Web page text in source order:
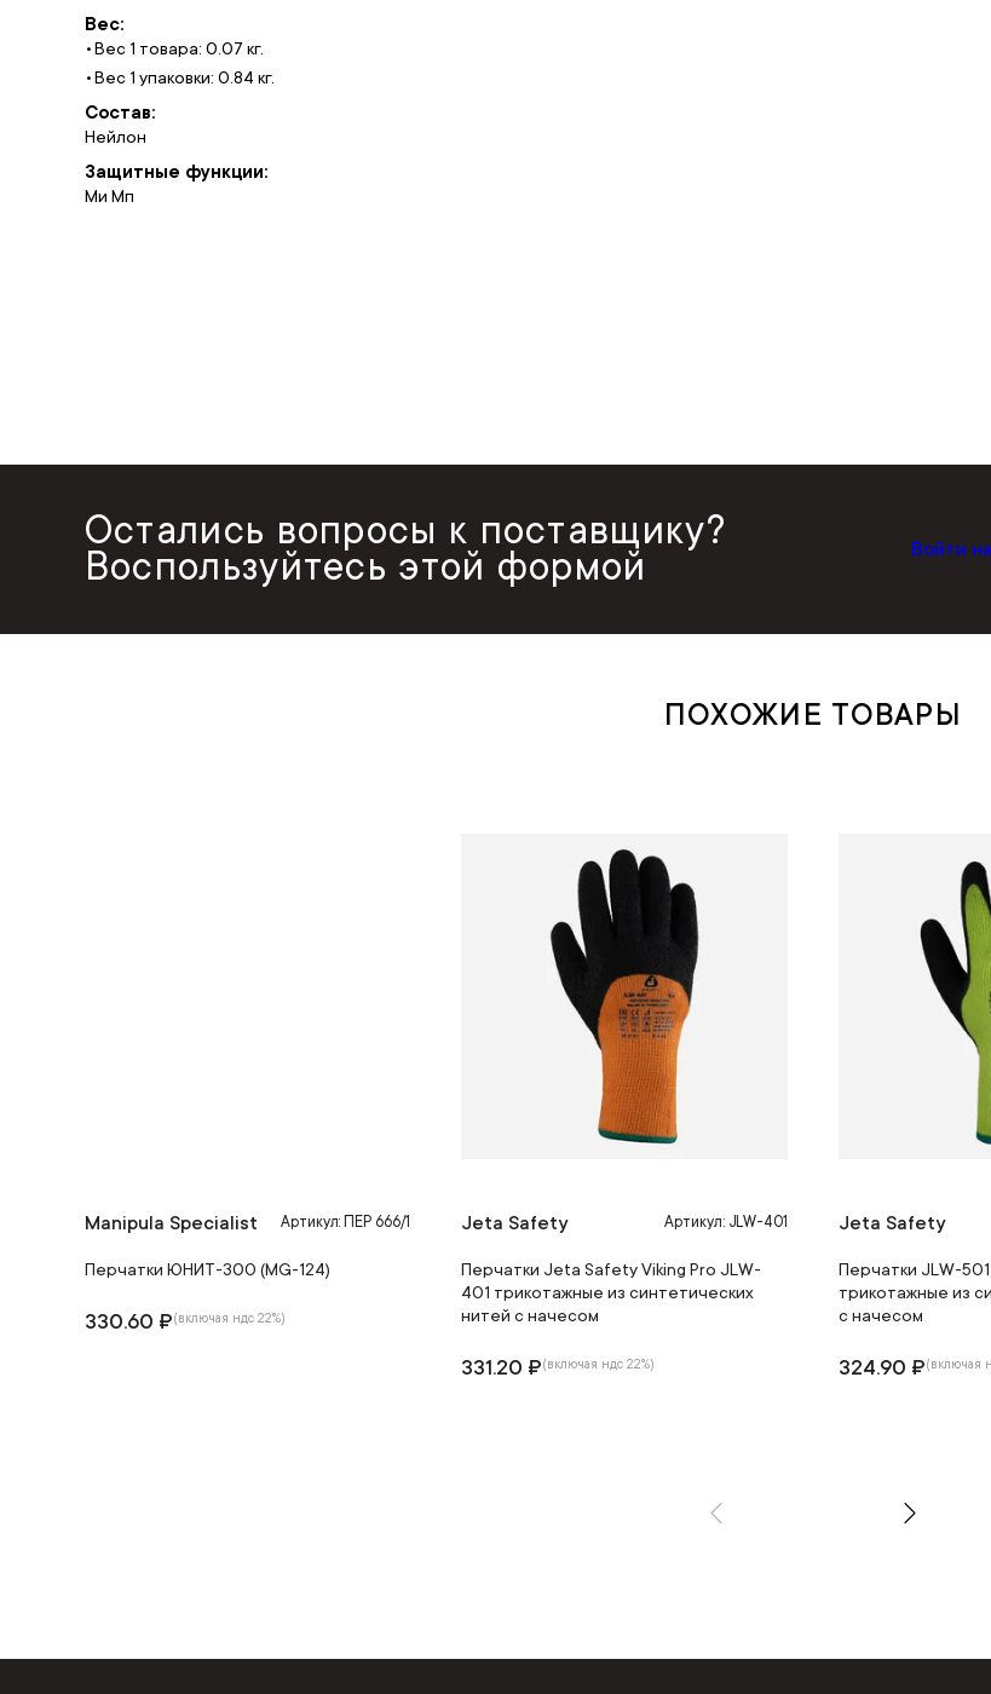
Вес:
Вес 1 товара: 0.07 кг.
Вес 1 упаковки: 0.84 кг.
Состав:
Нейлон
Защитные функции:
Ми Мп
Остались вопросы к поставщику?
Воспользуйтесь этой формой
Войти
ПОХОЖИЕ ТОВАРЫ
Manipula Specialist Артикул: ПЕР 666/1
Перчатки ЮНИТ-300 (MG-124)
330.60 ₽(включая ндс 22%)
Jeta Safety Артикул: JLW-401
Перчатки Jeta Safety Viking Pro JLW-
401 трикотажные из синтетических
нитей с начесом
331.20 ₽(включая ндс 22%)
Jeta Safety
Перчатки JLW-
трикотажные из
с начесом
324.90 ₽(включая